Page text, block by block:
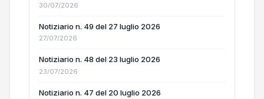
30/07/2026
Notiziario n. 49 del 27 luglio 2026
27/07/2026
Notiziario n. 48 del 23 luglio 2026
23/07/2026
Notiziario n. 47 del 20 luglio 2026